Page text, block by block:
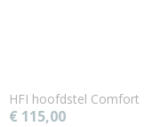
HFI hoofdstel Comfort
€ 115,00